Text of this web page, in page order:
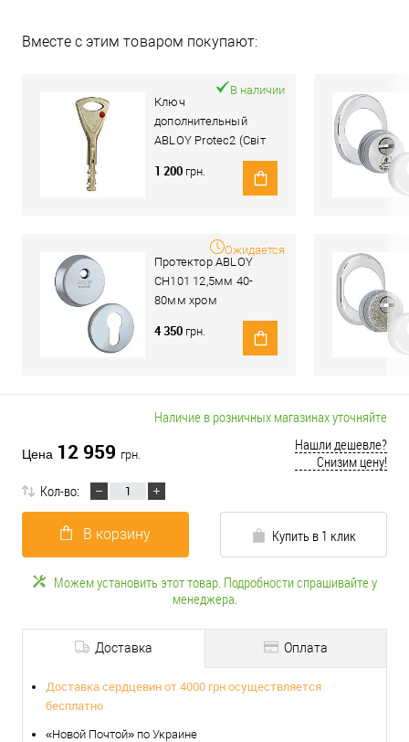
Вместе с этим товаром покупают:
Ключ
дополнительный
ABLOY Protec2 (Світ
В наличии
1 200 грн.
Протектор ABLOY
CH101 12,5мм 40-
80мм хром
Ожидается
4 350 грн.
Наличие в розничных магазинах уточняйте
Цена 12 959 грн.
Нашли дешевле?
Снизим цену!
Кол-во:
В корзину Купить в 1 клик
Можем установить этот товар. Подробности спрашивайте у
менеджера.
Доставка Оплата
Доставка сердцевин от 4000 грн осуществляется
бесплатно
«Новой Почтой» по Украине